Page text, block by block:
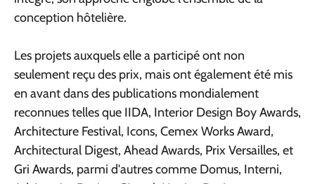
conception hôtelière.
Les projets auxquels elle a participé ont non
seulement reçu des prix, mais ont également été mis
en avant dans des publications mondialement
reconnues telles que IIDA, Interior Design Boy Awards,
Architecture Festival, Icons, Cemex Works Award,
Architectural Digest, Ahead Awards, Prix Versailles, et
Gri Awards, parmi d'autres comme Domus, Interni,